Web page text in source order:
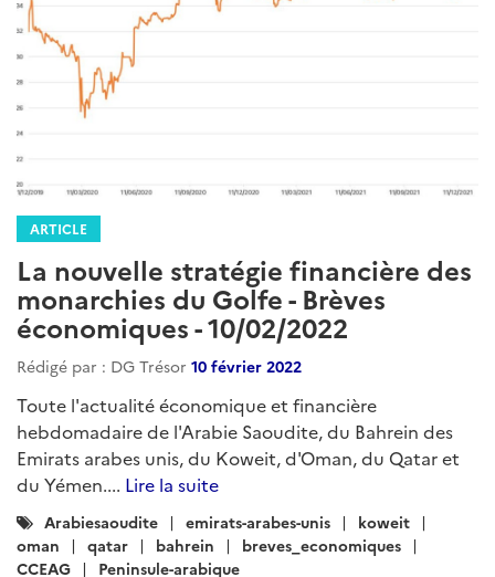
ARTICLE
La nouvelle stratégie financière des
monarchies du Golfe - Brèves
économiques - 10/02/2022
Rédigé par : DG Trésor 10 février 2022
Toute l'actualité économique et financière
hebdomadaire de l'Arabie Saoudite, du Bahrein des
Emirats arabes unis, du Koweit, d'Oman, du Qatar et
du Yémen.... Lire la suite
Catégories
:
Arabiesaoudite emirats-arabes-unis
koweit
oman
qatar bahrein
breves_economiques
CCEAG
Peninsule-arabique